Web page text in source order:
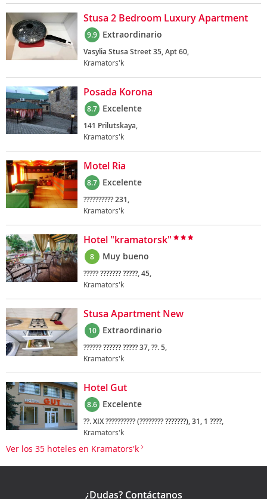
Stusa 2 Bedroom Luxury Apartment
9.9 Extraordinario
Vasylia Stusa Street 35, Apt 60,
Kramators'k
Posada Korona
8.7 Excelente
141 Prilutskaya,
Kramators'k
Motel Ria
8.7 Excelente
?????????? 231,
Kramators'k
Hotel "kramatorsk"
8 Muy bueno
????? ??????? ?????, 45,
Kramators'k
Stusa Apartment New
10 Extraordinario
?????? ?????? ????? 37, ??. 5,
Kramators'k
Hotel Gut
8.6 Excelente
??. XIX ?????????? (???????? ???????), 31, 1 ????,
Kramators'k
Ver los 35 hoteles en Kramators'k
¿Dudas? Contáctanos